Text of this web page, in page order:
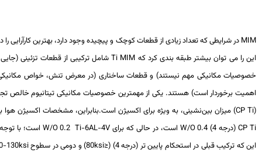
در شرایطی که تعداد زیادی از قطعات کوچک و پیچیده وجود دارد، بهترین کارآرایی را دارد.
را می توان بیشتر طبقه بندی کرد که Ti MIMشامل ترکیبی از قطعات تزئینی (جایی که
مکانیکی مهم نیستند) و قطعات ساختاری (در معرض تنش، خواص مکانیکی از
برخوردار است) هستند. یکی از مهمترین خصوصیات مکانیکی تیتانیوم خالص تجاری
CP) میزان بین‌نشینی، به ویژه برای اکسیژن است.بنابراین، مشخصات اکسیژن هوا برای
(درجه 4) 0.4 W/Oاست، در حالی که برایTi-6AL-4V
0.2
W/Oاست؛ با توجه به
که ترکیب قبلی در استحکام پایین تر (درجه 4) (≤
ksi80) و دومی در سطوح ksi
130-140